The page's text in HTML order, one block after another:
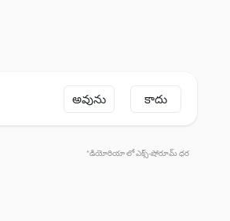
అవును కాదు
*డియోరియా లో ఎక్స్-షోరూమ్ ధర